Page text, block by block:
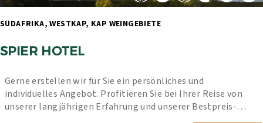
SPIER HOTEL
Gerne erstellen wir für Sie ein persönliches und
individuelles Angebot. Profitieren Sie bei Ihrer Reise von
unserer langjährigen Erfahrung und unserer Bestpreis-